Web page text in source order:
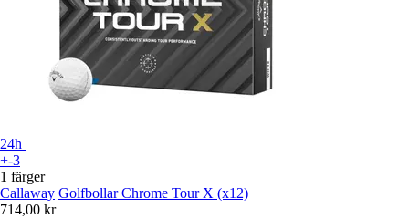
24h
+-3
1 färger
Callaway Golfbollar Chrome Tour X (x12)
714,00 kr